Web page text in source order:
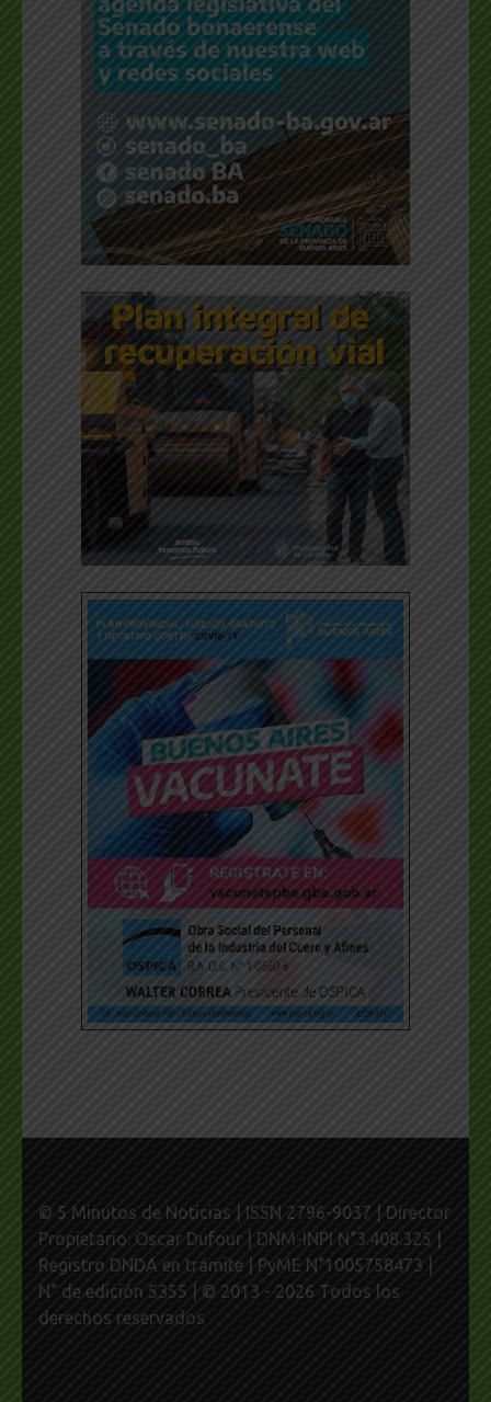
© 5 Minutos de Noticias | ISSN 2796-9037 | Director
Propietario: Oscar Dufour | DNM-INPI N°3.408.325 |
Registro DNDA en trámite | PyME N°1005758473 |
N° de edición 5355 | © 2013 - 2026 Todos los
derechos reservados